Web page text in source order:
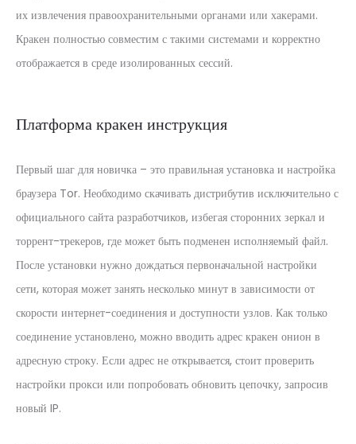
их извлечения правоохранительными органами или хакерами.
Кракен полностью совместим с такими системами и корректно
отображается в среде изолированных сессий.
Платформа кракен инструкция
Первый шаг для новичка – это правильная установка и настройка
браузера Tor. Необходимо скачивать дистрибутив исключительно с
официального сайта разработчиков, избегая сторонних зеркал и
торрент-трекеров, где может быть подменен исполняемый файл.
После установки нужно дождаться первоначальной настройки
сети, которая может занять несколько минут в зависимости от
скорости интернет-соединения и доступности узлов. Как только
соединение установлено, можно вводить адрес кракен онион в
адресную строку. Если адрес не открывается, стоит проверить
настройки прокси или попробовать обновить цепочку, запросив
новый IP.